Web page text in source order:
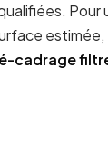
Pour
estimée,
cadrage